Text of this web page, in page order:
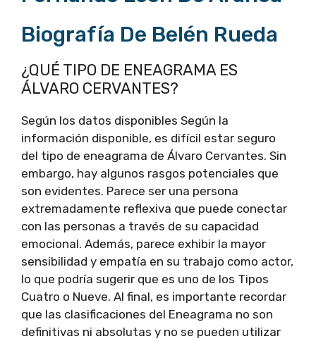
Biografía De Belén Rueda
¿QUÉ TIPO DE ENEAGRAMA ES
ÁLVARO CERVANTES?
Según los datos disponibles Según la
información disponible, es difícil estar seguro
del tipo de eneagrama de Álvaro Cervantes. Sin
embargo, hay algunos rasgos potenciales que
son evidentes. Parece ser una persona
extremadamente reflexiva que puede conectar
con las personas a través de su capacidad
emocional. Además, parece exhibir la mayor
sensibilidad y empatía en su trabajo como actor,
lo que podría sugerir que es uno de los Tipos
Cuatro o Nueve. Al final, es importante recordar
que las clasificaciones del Eneagrama no son
definitivas ni absolutas y no se pueden utilizar